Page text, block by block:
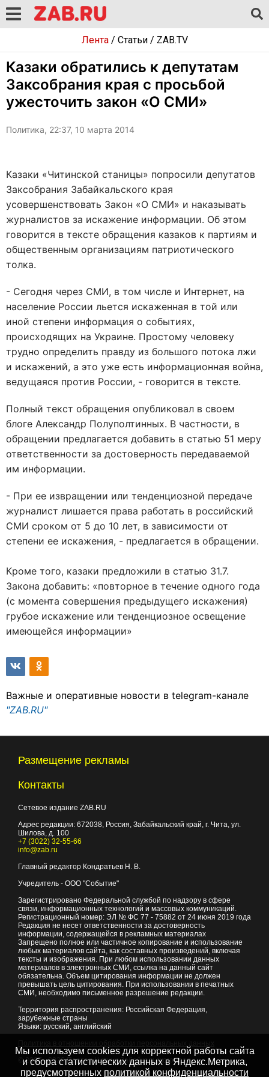
Лента/ Статьи/ ZAB.TV
Казаки обратились к депутатам
Заксобрания края с просьбой
ужесточить закон «О СМИ»
Политика, 22:37, 10 марта 2014
Казаки «Читинской станицы» попросили депутатов
Заксобрания Забайкальского края
усовершенствовать Закон «О СМИ» и наказывать
журналистов за искажение информации. Об этом
говорится в тексте обращения казаков к партиям и
общественным организациям патриотического
толка.
- Сегодня через СМИ, в том числе и Интернет, на
население России льется искаженная в той или
иной степени информация о событиях,
происходящих на Украине. Простому человеку
трудно определить правду из большого потока лжи
и искажений, а это уже есть информационная война,
ведущаяся против России, - говорится в тексте.
Полный текст обращения опубликовал в своем
блоге Александр Полуполтинных. В частности, в
обращении предлагается добавить в статью 51 меру
ответственности за достоверность передаваемой
им информации.
- При ее извращении или тенденциозной передаче
журналист лишается права работать в российский
СМИ сроком от 5 до 10 лет, в зависимости от
степени ее искажения, - предлагается в обращении.
Кроме того, казаки предложили в статью 31.7.
Закона добавить: «повторное в течение одного года
(с момента совершения предыдущего искажения)
грубое искажение или тенденциозное освещение
имеющейся информации»
Важные и оперативные новости в telegram-канале
"ZAB.RU"
Размещение рекламы
Контакты
Сетевое издание ZAB.RU
Адрес редакции: 672038, Россия, Забайкальский край, г. Чита, ул.
Шилова, д. 100
+7 (3022) 32-55-66
info@zab.ru
Главный редактор Кондратьев Н. В.
Учредитель - ООО "Событие"
Зарегистрировано Федеральной службой по надзору в сфере
связи, информационных технологий и массовых коммуникаций.
Регистрационный номер: ЭЛ № ФС 77 - 75882 от 24 июня 2019 года
Редакция не несет ответственности за достоверность
информации, содержащейся в рекламных материалах
Запрещено полное или частичное копирование и использование
любых материалов сайта, как составных произведений, включая
тексты и изображения. При любом использовании данных
материалов в электронных СМИ, ссылка на данный сайт
обязательна. Объем цитирования информации не должен
превышать цель цитирования. При использовании в печатных
СМИ, необходимо письменное разрешение редакции.
Территория распространения: Российская Федерация,
зарубежные страны
Языки: русский, английский
© 2007 - 2026Портал Читы и Забайкальского края
Мы используем cookies для корректной работы сайта
и сбора статистических данных в Яндекс.Метрика,
предусмотренных политикой конфиденциальности